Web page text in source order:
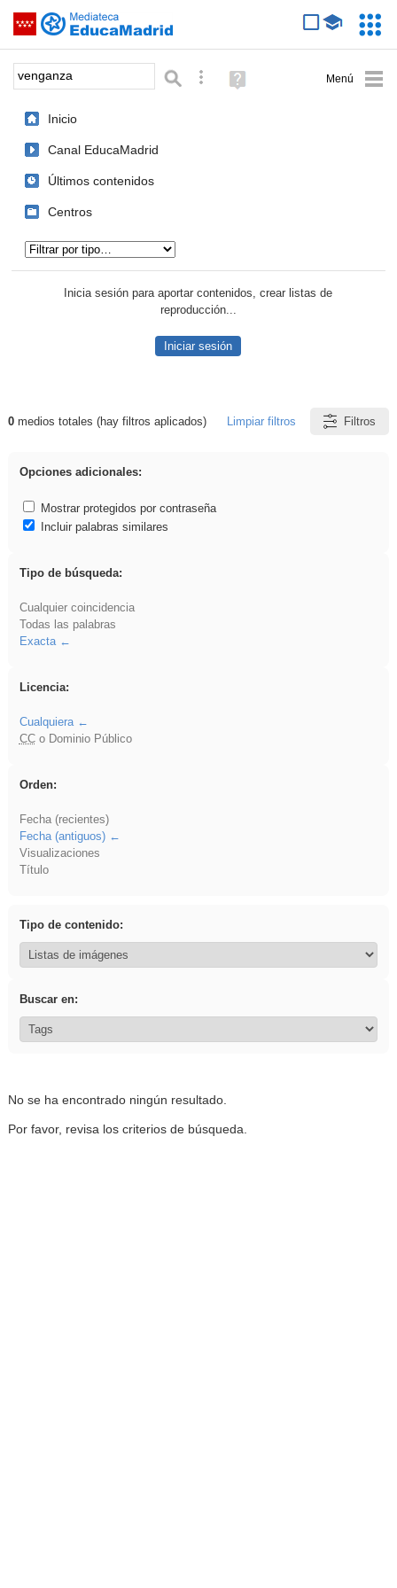
Saltar navegación
Palabra o frase: Búsqueda avanzada
Ayuda
(en
Inicio
Canal EducaMadrid
Últimos contenidos
Centros
Inicia sesión para aportar contenidos, crear listas de
reproducción...
Iniciar sesión
Resultados de: venganza
0medios totales (hay filtros aplicados) Limpiar filtros Filtros
Opciones adicionales:
Mostrar protegidos por contraseña
Incluir palabras similares
Tipo de búsqueda:
Cualquier coincidencia
Todas las palabras
Exacta
Licencia:
Cualquiera
CCo Dominio Público
Orden:
Fecha (recientes)
Fecha (antiguos)
Visualizaciones
Título
Tipo de contenido:
Buscar en:
No se ha encontrado ningún resultado.
Por favor, revisa los criterios de búsqueda.